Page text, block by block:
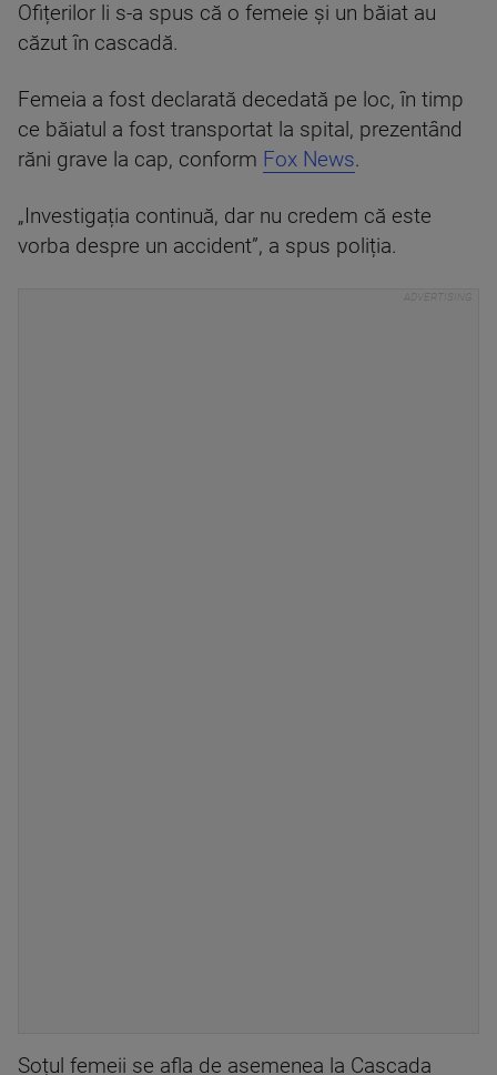
Ofițerilor li s-a spus că o femeie și un băiat au
căzut în cascadă.
Femeia a fost declarată decedată pe loc, în timp
ce băiatul a fost transportat la spital, prezentând
răni grave la cap, conform Fox News.
„Investigația continuă, dar nu credem că este
vorba despre un accident”, a spus poliția.
Soțul femeii se afla de asemenea la Cascada